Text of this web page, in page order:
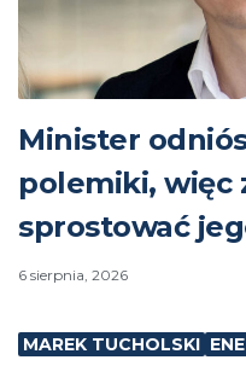
Minister
polemiki, więc
sprostować
6 sierpnia, 2026
MAREK TUCHOLSKI